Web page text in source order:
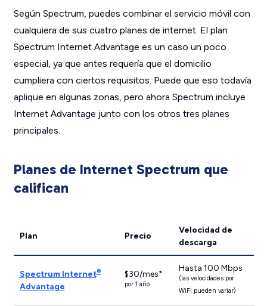
Según Spectrum, puedes combinar el servicio móvil con
cualquiera de sus cuatro planes de internet. El plan
Spectrum Internet Advantage es un caso un poco
especial, ya que antes requería que el domicilio
cumpliera con ciertos requisitos. Puede que eso todavía
aplique en algunas zonas, pero ahora Spectrum incluye
Internet Advantage junto con los otros tres planes
principales.
Planes de Internet Spectrum que
califican
Plan Precio
Velocidad de
descarga
Spectrum Internet®
Advantage
$30/mes*
por 1 año
Hasta 100 Mbps
(las velocidades por
WiFi pueden variar)